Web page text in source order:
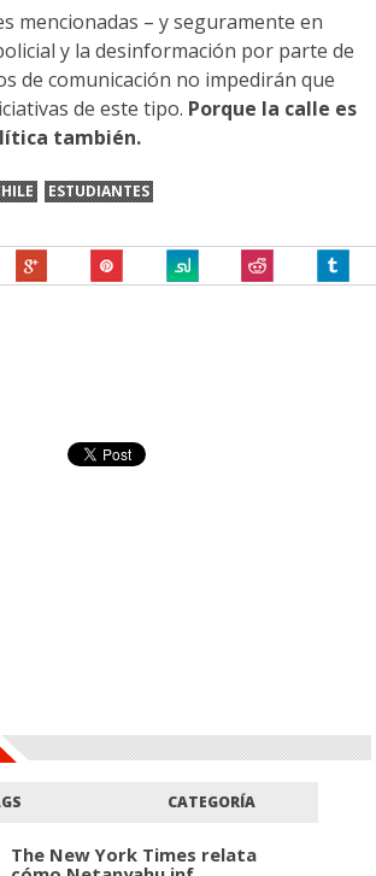
mencionadas – y seguramente en
y la desinformación por parte de
de comunicación no impedirán que
de este tipo. Porque la calle es
también.
ESTUDIANTES
CATEGORÍA
The New York Times relata